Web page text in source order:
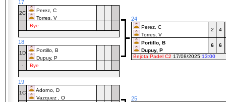
17
2C
Perez, C
Torres, V
-
Bye
24
Perez, C
Torres, V
2 4
Portillo, B
Dupuy, P
6
6
Bejota Padel C2 17/08/2025 13:00
18
1D
Portillo, B
Dupuy, P
-
Bye
19
1C
Adorno, D
Vazquez , O
25